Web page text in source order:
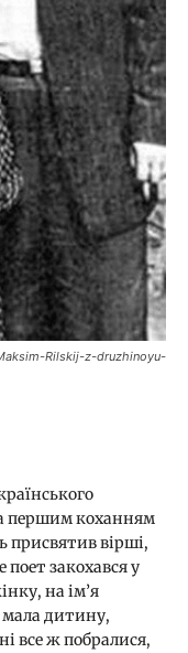
Rilskij-z-druzhinoyu-
першим коханням
присвятив вірші,
поет закохався у
на ім’я
дитину,
все ж побралися,